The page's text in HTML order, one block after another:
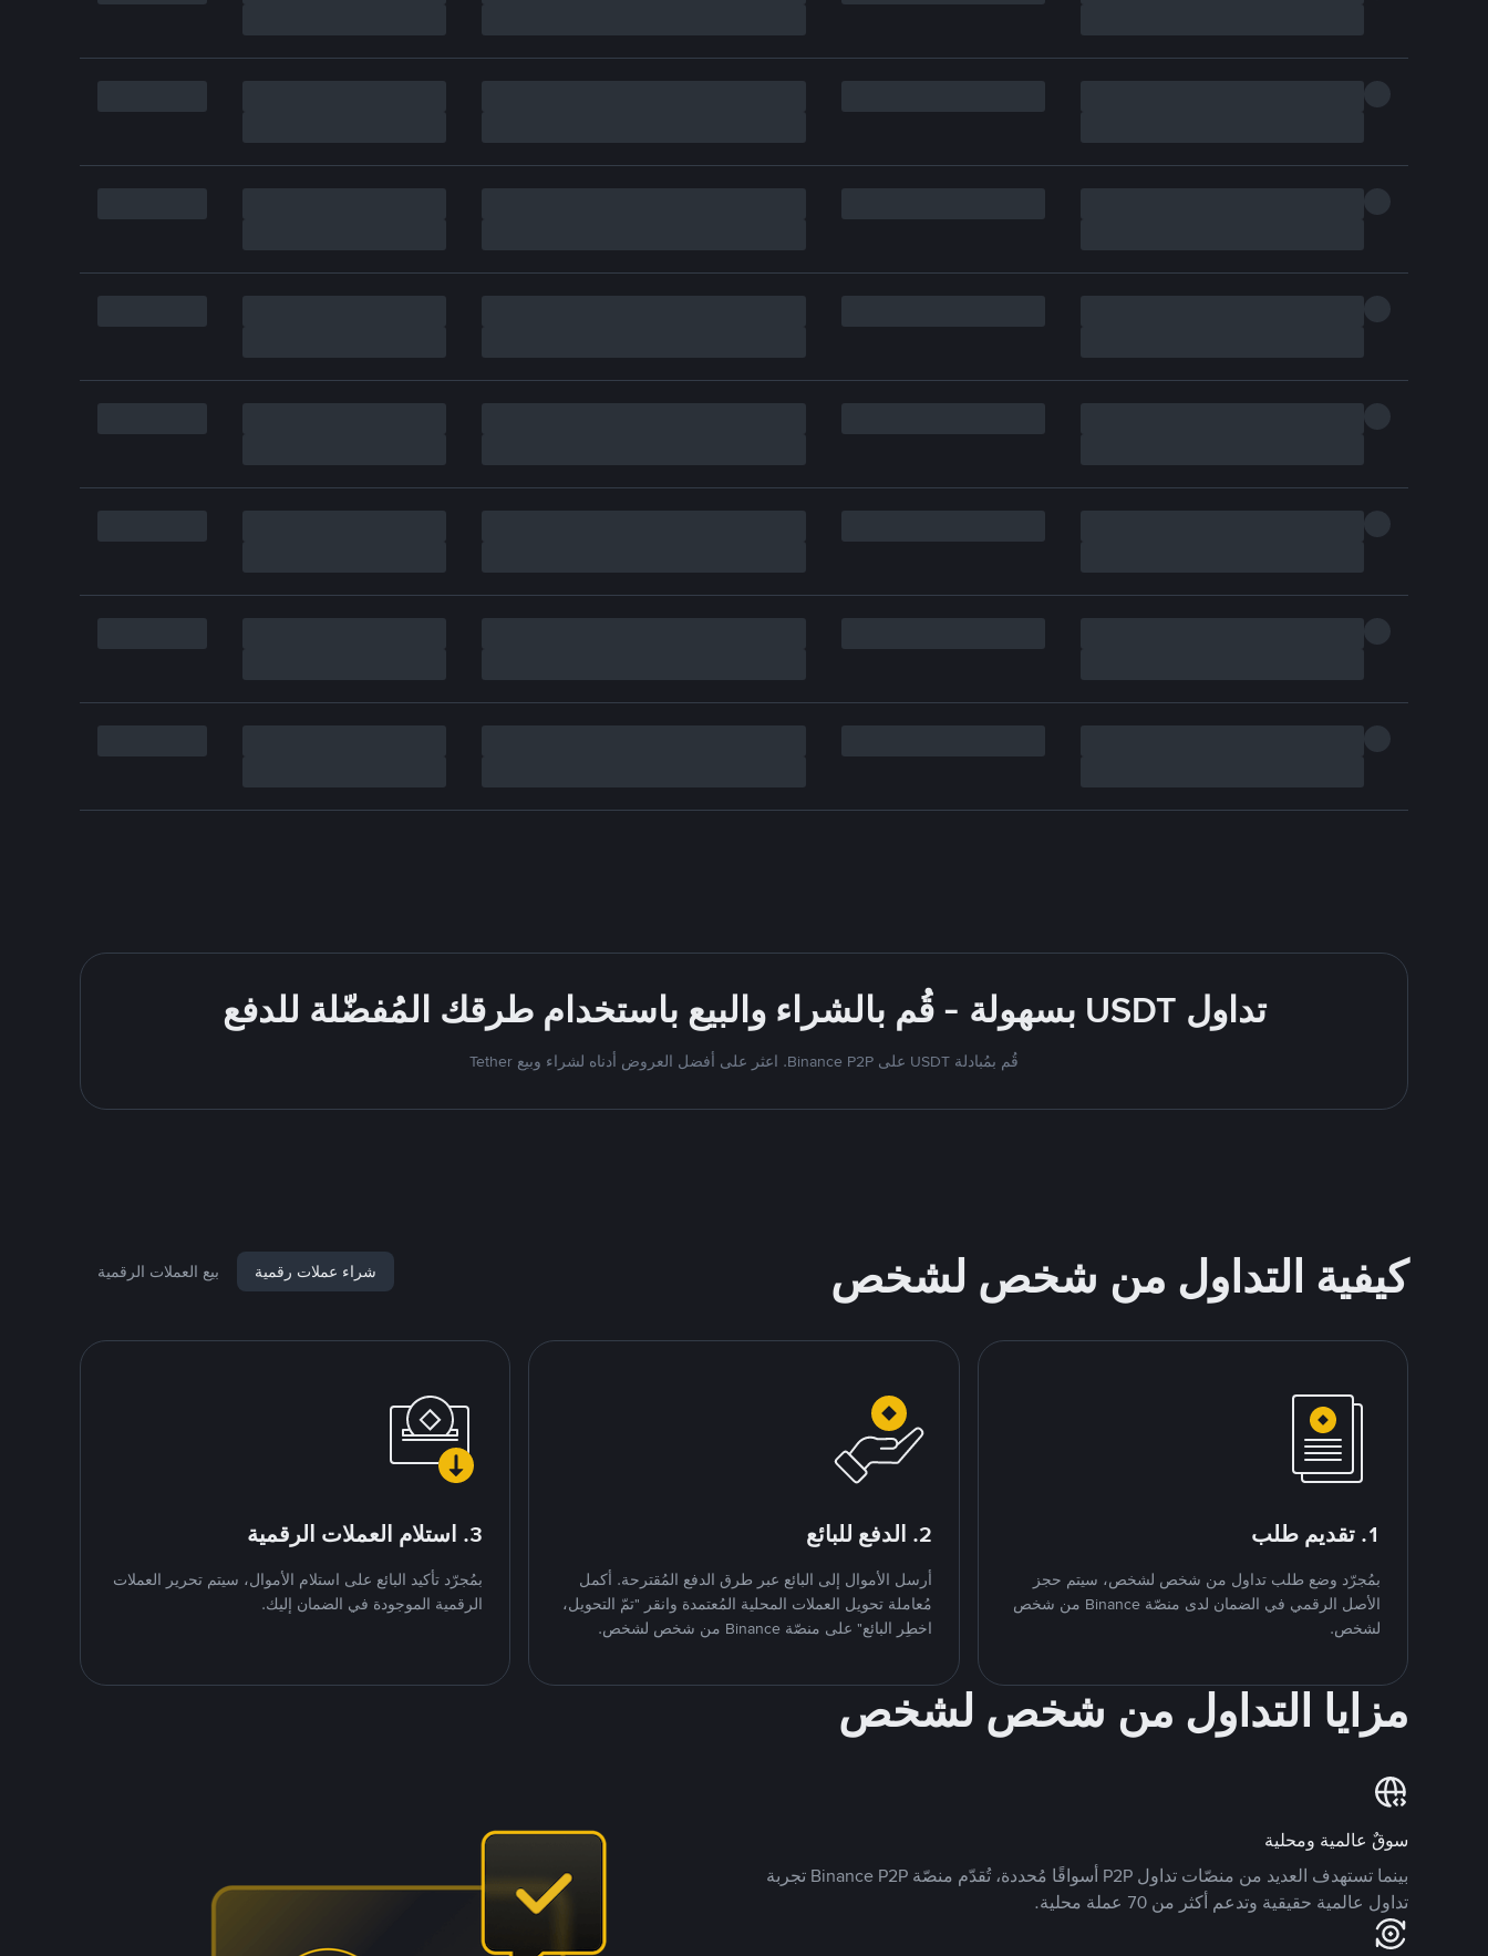
تداول USDT بسهولة - قُم بالشراء والبيع باستخدام طرقك المُفضّلة للدفع
قُم بمُبادلة USDT على Binance P2P. اعثر على أفضل العروض أدناه لشراء وبيع Tether
كيفية التداول من شخص لشخص شراء عملات رقمية بيع العملات الرقمية
1. تقديم طلب
بمُجرّد وضع طلب تداول من شخص لشخص، سيتم حجز
الأصل الرقمي في الضمان لدى منصّة Binance من شخص
لشخص.
2. الدفع للبائع
أرسل الأموال إلى البائع عبر طرق الدفع المُقترحة. أكمل
مُعاملة تحويل العملات المحلية المُعتمدة وانقر "تمّ التحويل،
اخطِر البائع" على منصّة Binance من شخص لشخص.
3. استلام العملات الرقمية
بمُجرّد تأكيد البائع على استلام الأموال، سيتم تحرير العملات
الرقمية الموجودة في الضمان إليك.
مزايا التداول من شخص لشخص
سوقٌ عالمية ومحلية
بينما تستهدف العديد من منصّات تداول P2P أسواقًا مُحددة، تُقدّم منصّة Binance P2P تجربة
تداول عالمية حقيقية وتدعم أكثر من 70 عملة محلية.